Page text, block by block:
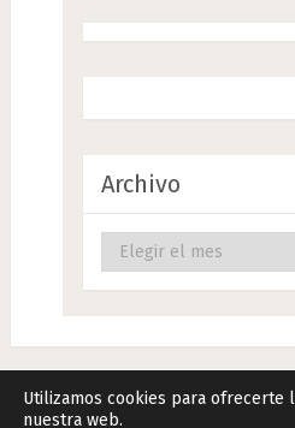
Archivo
Archivo
Utilizamos cookies para ofrecerte
nuestra web.